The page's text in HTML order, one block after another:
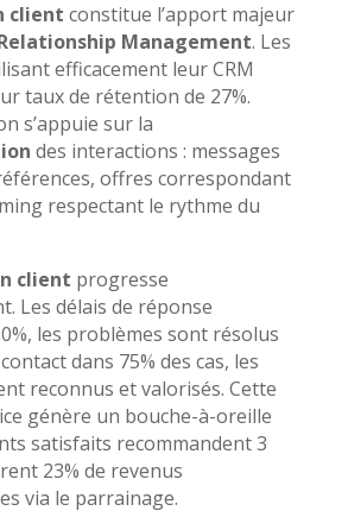
client constitue l’apport majeur
Management. Les
efficacement leur CRM
taux de rétention de 27%.
s’appuie sur la
des interactions : messages
offres correspondant
respectant le rythme du
client progresse
Les délais de réponse
les problèmes sont résolus
dans 75% des cas, les
reconnus et valorisés. Cette
génère un bouche-à-oreille
satisfaits recommandent 3
23% de revenus
via le parrainage.